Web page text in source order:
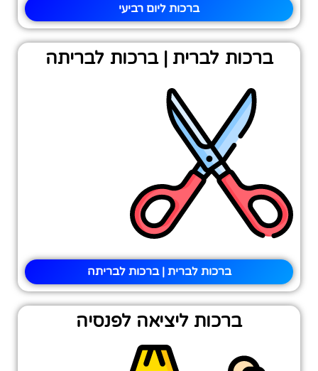
ברכות ליום רביעי
ברכות לברית | ברכות לבריתה
ברכות לברית | ברכות לבריתה
ברכות ליציאה לפנסיה